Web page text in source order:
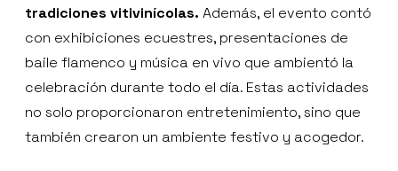
tradiciones vitivinícolas. Además, el evento contó
con exhibiciones ecuestres, presentaciones de
baile flamenco y música en vivo que ambientó la
celebración durante todo el día. Estas actividades
no solo proporcionaron entretenimiento, sino que
también crearon un ambiente festivo y acogedor.